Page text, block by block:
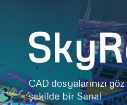
CAD dosyalarınızı
şekilde bir Sanal